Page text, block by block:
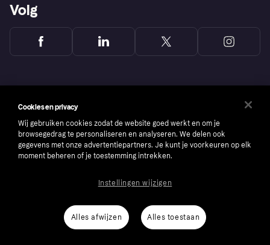
Volg
number: 556737-0431
Cookies Klarna.com
Cookies en privacy
Wij gebruiken cookies zodat de website goed werkt en om je
browsegedrag te personaliseren en analyseren. We delen ook
gegevens met onze advertentiepartners. Je kunt je voorkeuren op elk
moment beheren of je toestemming intrekken.
Alles afwijzen Alles toestaan
Instellingen wijzigen